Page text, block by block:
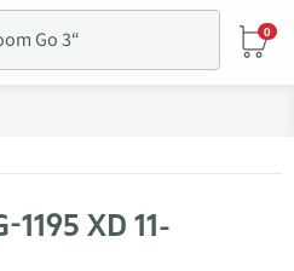
0
XD 11-